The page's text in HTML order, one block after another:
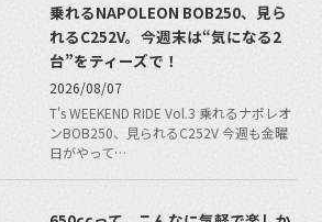
乗れるNAPOLEON BOB250、見ら
れるC252V。今週末は“気になる2
台”をティーズで！
2026/08/07
T's WEEKEND RIDE Vol.3 乗れるナポレオ
ンBOB250、見られるC252V 今週も金曜
日がやって…